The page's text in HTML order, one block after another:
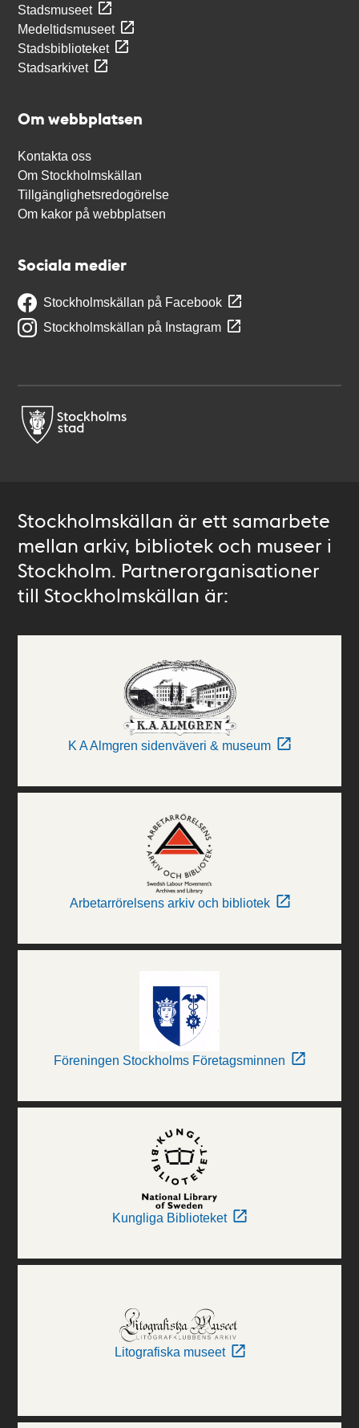
Stadsmuseet
Medeltidsmuseet
Stadsbiblioteket
Stadsarkivet
Om webbplatsen
Kontakta oss
Om Stockholmskällan
Tillgänglighetsredogörelse
Om kakor på webbplatsen
Sociala medier
Stockholmskällan på Facebook
Stockholmskällan på Instagram
Stockholmskällan är ett samarbete
mellan arkiv, bibliotek och museer i
Stockholm. Partnerorganisationer
till Stockholmskällan är:
K A Almgren sidenväveri & museum
Arbetarrörelsens arkiv och bibliotek
Föreningen Stockholms Företagsminnen
Kungliga Biblioteket
Litografiska museet